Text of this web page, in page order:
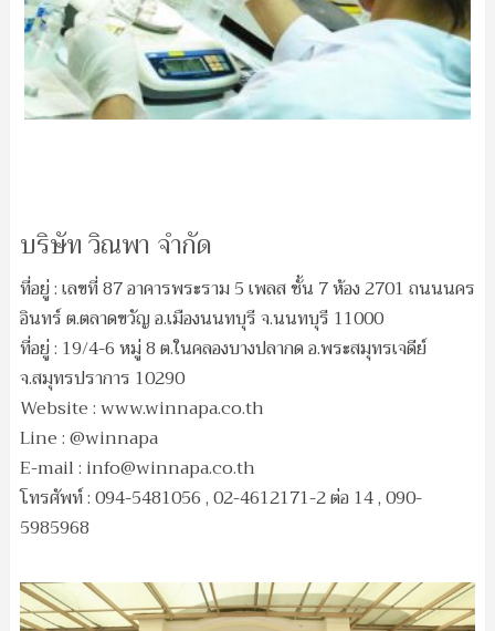
บริษัท วิณพา จำกัด
ที่อยู่ : เลขที่ 87 อาคารพระราม 5 เพลส ชั้น 7 ห้อง 2701 ถนนนคร
อินทร์ ต.ตลาดขวัญ อ.เมืองนนทบุรี จ.นนทบุรี 11000
ที่อยู่ : 19/4-6 หมู่ 8 ต.ในคลองบางปลากด อ.พระสมุทรเจดีย์
จ.สมุทรปราการ 10290
Website : www.winnapa.co.th
Line : @winnapa
E-mail : info@winnapa.co.th
โทรศัพท์ : 094-5481056 , 02-4612171-2 ต่อ 14 , 090-
5985968